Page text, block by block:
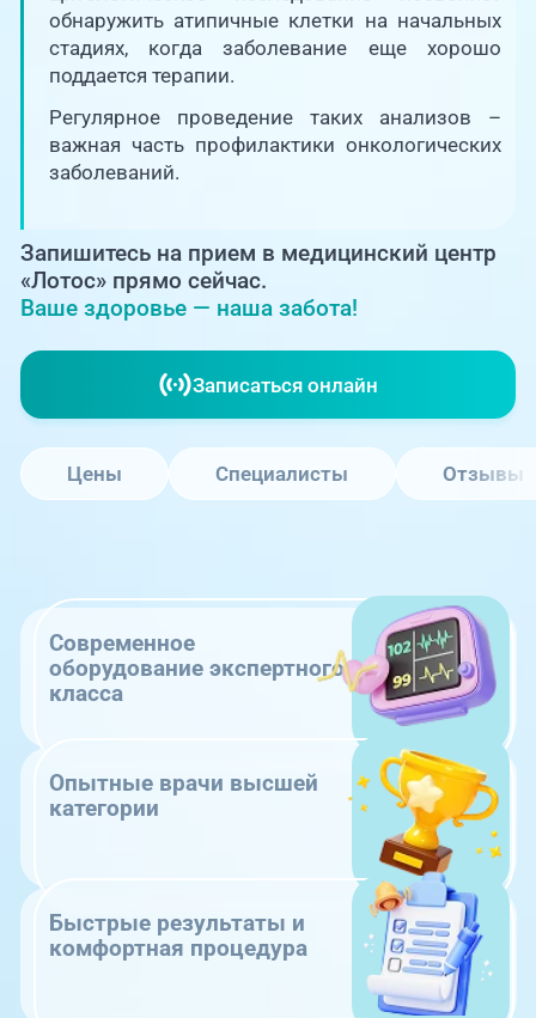
О клинике
Новости
PreventAGE
+7 (351) 220-00-03
запись на прием
+7 (351) 220-03-03
Центр амбулаторной
онкологической помощи
жителей Казахстана
обнаружить атипичные клетки на начальных
стадиях, когда заболевание еще хорошо
поддается терапии.
Регулярное проведение таких анализов –
важная часть профилактики онкологических
заболеваний.
Запишитесь на прием в медицинский центр
«Лотос» прямо сейчас.
Ваше здоровье — наша забота!
Записаться онлайн
Цены Специалисты Отзывы
Современное
оборудование экспертного
класса
Опытные врачи высшей
категории
Быстрые результаты и
комфортная процедура